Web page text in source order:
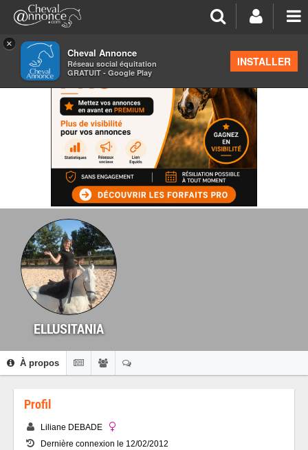
×
Cheval Annonce
Réseau social équitation
GRATUIT - Google Play
INSTALLER
ELLUSITANIA
À propos
Profil
Liliane DEBADE
Dernière connexion le 12/02/2012